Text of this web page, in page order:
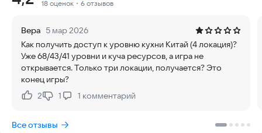
приготовлению блюд и обслуживанию клиентов.
усилений, и наслаждайтесь кулинарной лихорадкой!
Cafe Tycoon — это забавная кулинарная игра, в которой вы
владеете своим фуд-кортом, красиво украшаете его,
нанимаете шеф-повара, который будет готовить еду, и как
можно быстрее обслуживаете клиентов, чтобы получить
максимальную прибыль. Это, безусловно, лучшая
Путешествуйте по миру и изучайте разнообразные рецепты.
18 оценок ・6 отзывов
Вера 5 мар 2026
Как получить доступ к уровню кухни Китай (4 локация)?
Уже 68/43/41 уровни и куча ресурсов, а игра не
открывается. Только три локации, получается? Это
конец игры?
Нравится:
2Не нравится:
1 1 комментарий
Все отзывы